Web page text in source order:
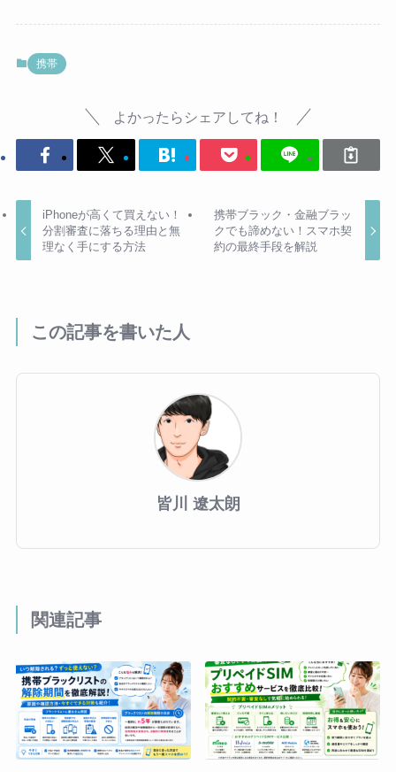
携帯
よかったらシェアしてね！
iPhoneが高くて買えない！
分割審査に落ちる理由と無
理なく手にする方法
携帯ブラック・金融ブラッ
クでも諦めない！スマホ契
約の最終手段を解説
この記事を書いた人
皆川 遼太朗
関連記事